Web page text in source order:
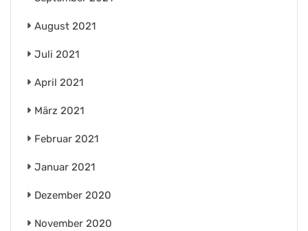
August 2021
Juli 2021
April 2021
März 2021
Februar 2021
Januar 2021
Dezember 2020
November 2020